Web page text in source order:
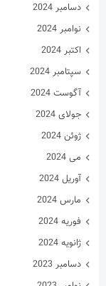
دسامبر 2024
نوامبر 2024
اکتبر 2024
سپتامبر 2024
آگوست 2024
جولای 2024
ژوئن 2024
می 2024
آوریل 2024
مارس 2024
فوریه 2024
ژانویه 2024
دسامبر 2023